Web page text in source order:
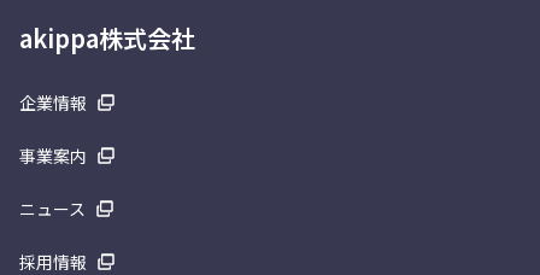
akippa株式会社
企業情報
事業案内
ニュース
採用情報